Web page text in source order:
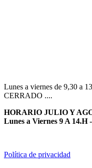
Lunes a viernes de 9,30 a
CERRADO ....
HORARIO JULIO Y
Lunes a Viernes 9 A
Política de privacidad